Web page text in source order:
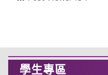
學生專區